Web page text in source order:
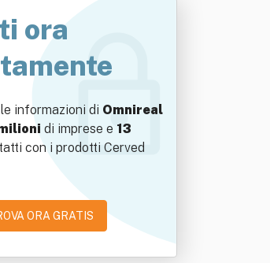
ora
informazioni di Omnireal
di imprese e 13
con i prodotti Cerved
ORA GRATIS